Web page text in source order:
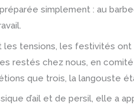
simplement : au
tensions, les festivités
restés chez nous, en
que trois, la langouste
d’ail et de persil, elle a